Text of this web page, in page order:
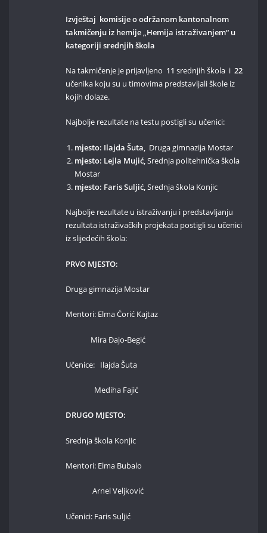
Izvještaj komisije o održanom kantonalnom
takmičenju iz hemije „Hemija istraživanjem“ u
kategoriji srednjih škola
Na takmičenje je prijavljeno 11 srednjih škola i22
učenika koju su u timovima predstavljali škole iz
kojih dolaze.
Najbolje rezultate na testu postigli su učenici:
mjesto: Ilajda Šuta, Druga gimnazija Mostar
mjesto: Lejla Mujić, Srednja politehnička škola
Mostar
mjesto: Faris Suljić, Srednja škola Konjic
Najbolje rezultate u istraživanju i predstavljanju
rezultata istraživačkih projekata postigli su učenici
iz slijedećih škola:
PRVO MJESTO:
Druga gimnazija Mostar
Mentori: Elma Ćorić Kajtaz
Mira Đajo-Begić
Učenice: Ilajda Šuta
Mediha Fajić
DRUGO MJESTO:
Srednja škola Konjic
Mentori: Elma Bubalo
Arnel Veljković
Učenici: Faris Suljić